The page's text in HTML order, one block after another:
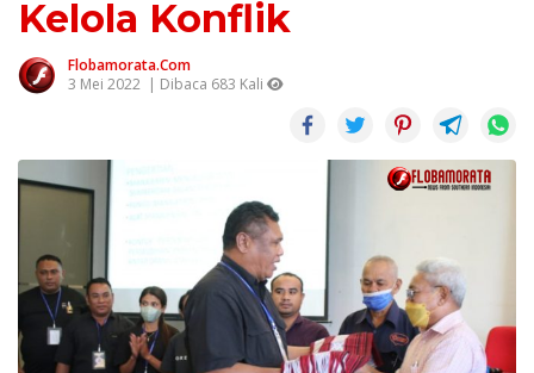
Kelola Konflik
Flobamorata.com
3 Mei 2022 | Dibaca 683 Kali